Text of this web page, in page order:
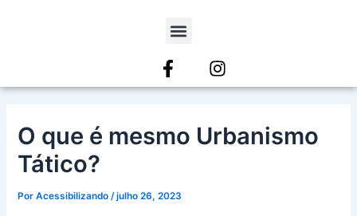
Menu
O que é mesmo Urbanismo
Tático?
PorAcessibilizando /julho 26, 2023